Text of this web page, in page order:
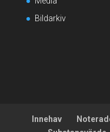
Bildarkiv
Innehav